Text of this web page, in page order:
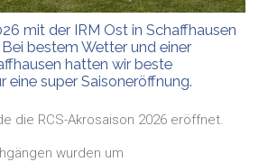
mit der IRM Ost in Schaffhausen
bestem Wetter und einer
hatten wir beste
eine super Saisoneröffnung.
die RCS-Akrosaison 2026 eröffnet.
wurden um